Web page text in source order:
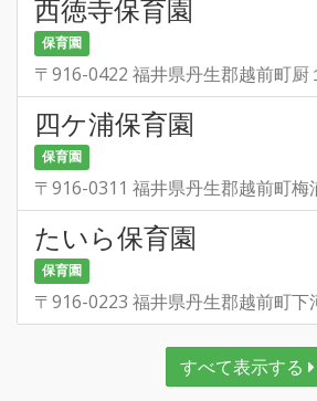
西徳寺保育園
保育園
〒916-0422 福井県丹生郡越前町厨
四ケ浦保育園
保育園
〒916-0311 福井県丹生郡越前町梅
たいら保育園
保育園
〒916-0223 福井県丹生郡越前町下
すべて表示する